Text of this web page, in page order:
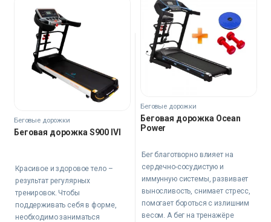
оздоровлению всего организма,
избавлению от излишнего веса,
восстановлению эластичности
суставов… Если перечислять все
плюсы от тренировок на Roubaix,
мы уже к середине забудем, что
там было в самом начале.
Беговые дорожки
Беговая дорожка S900 IVI
Красивое и здоровое тело –
результат регулярных
тренировок. Чтобы
поддерживать себя в форме,
необходимо заниматься
Беговые дорожки
Беговая дорожка Ocean
Power
Бег благотворно влияет на
сердечно-сосудистую и
иммунную системы, развивает
выносливость, снимает стресс,
помогает бороться с излишним
весом. А бег на тренажёре